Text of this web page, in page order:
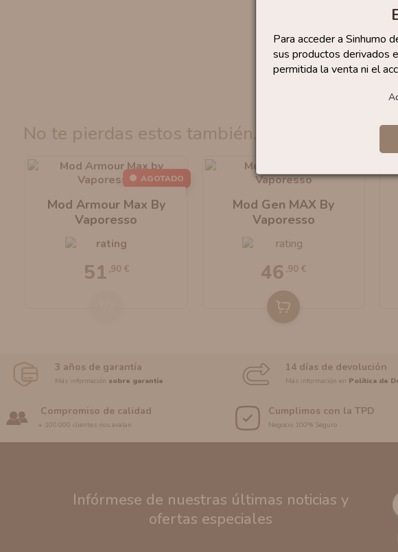
Para acceder a Sinhumo
sus productos derivados
permitida la venta ni el
no te pierdas estos también...
Mod Armour Max By
Vaporesso
51 ,90 €
AGOTADO
Mod Gen MAX By
Vaporesso
46 ,90 €
3 años de garantía
Más información sobre garantía
14 días de devolución
Más información en Política de
Compromiso de calidad
+ 100.000 clientes nos avalan
Cumplimos con la TPD
Negocio 100% Seguro
Infórmese de nuestras últimas noticias y
ofertas especiales